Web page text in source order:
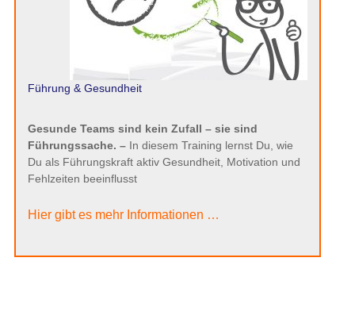
Führung & Gesundheit
Gesunde Teams sind kein Zufall – sie sind
Führungssache. – In diesem Training lernst Du, wie
Du als Führungskraft aktiv Gesundheit, Motivation und
Fehlzeiten beeinflusst
Hier gibt es mehr Informationen …